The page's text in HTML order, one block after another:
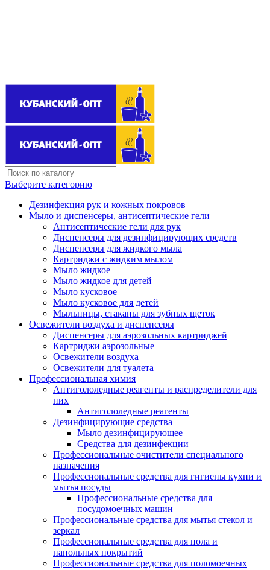
Выберите категорию
Дезинфекция рук и кожных покровов
Мыло и диспенсеры, антисептические гели
Антисептические гели для рук
Диспенсеры для дезинфицирующих средств
Диспенсеры для жидкого мыла
Картриджи с жидким мылом
Мыло жидкое
Мыло жидкое для детей
Мыло кусковое
Мыло кусковое для детей
Мыльницы, стаканы для зубных щеток
Освежители воздуха и диспенсеры
Диспенсеры для аэрозольных картриджей
Картриджи аэрозольные
Освежители воздуха
Освежители для туалета
Профессиональная химия
Антигололедные реагенты и распределители для
них
Антигололедные реагенты
Дезинфицирующие средства
Мыло дезинфицирующее
Средства для дезинфекции
Профессиональные очистители специального
назначения
Профессиональные средства для гигиены кухни и
мытья посуды
Профессиональные средства для
посудомоечных машин
Профессиональные средства для мытья стекол и
зеркал
Профессиональные средства для пола и
напольных покрытий
Профессиональные средства для поломоечных